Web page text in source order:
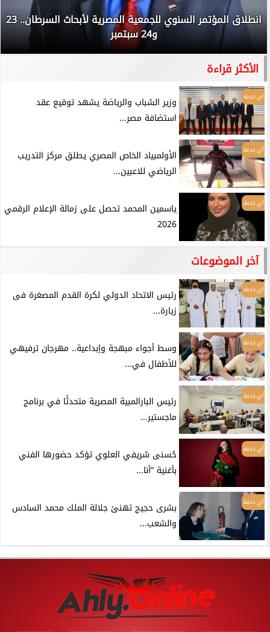
انطلاق المؤتمر السنوي للجمعية المصرية لأبحاث السرطان.. 23
و24 سبتمبر
الأكثر قراءة
أي خدمة
وزير الشباب والرياضة يشهد توقيع عقد
استضافة مصر...
أي خدمة
الأولمبياد الخاص المصري يطلق مركز التدريب
الرياضي للاعبين...
أي خدمة
ياسمين المحمد تحصل على زمالة الإعلام الرقمي
2026
آخر الموضوعات
أي خدمة
رئيس الاتحاد الدولي لكرة القدم المصغرة فى
زيارة...
أي خدمة
وسط أجواء مبهجة وإبداعية.. مهرجان ترفيهي
للأطفال في...
أي خدمة
رئيس البارالمبية المصرية متحدثًا في برنامج
ماجستير...
أي خدمة
حُسنى شريفي العلوي تؤكد حضورها الفني
بأغنية ”أنا...
أي خدمة
بشرى حجيج تهنئ جلالة الملك محمد السادس
والشعب...